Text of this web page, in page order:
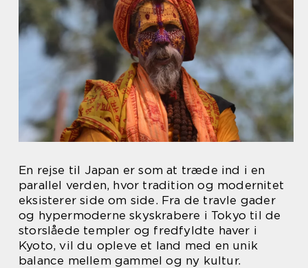
En rejse til Japan er som at træde ind i en
parallel verden, hvor tradition og modernitet
eksisterer side om side. Fra de travle gader
og hypermoderne skyskrabere i Tokyo til de
storslåede templer og fredfyldte haver i
Kyoto, vil du opleve et land med en unik
balance mellem gammel og ny kultur.